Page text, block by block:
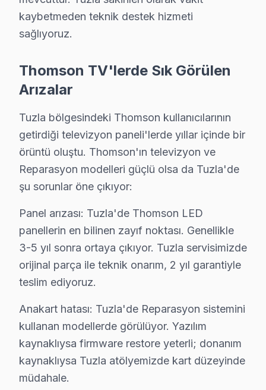
Tuzla'de Thomson TV Servisi Hakkında
Tuzla'de Thomson televizyon ünitesi servis
Thomson TV Servisi Hakkında
✓ 15+ Yıl Deneyim
✓ Yazılı Garanti Belgesi
✓ Orijinal Yedek Parça
Thomson TV'nin Tuzla'deki Yeri
Tuzla, İstanbul'un Anadolu Yakası'nda yer alan köklü
kaybetmeden teknik destek hizmeti
sağlıyoruz.
Thomson TV'lerde Sık Görülen
Arızalar
Tuzla bölgesindeki Thomson kullanıcılarının
getirdiği televizyon paneli'lerde yıllar içinde bir
örüntü oluştu. Thomson'ın televizyon ve
Reparasyon modelleri güçlü olsa da Tuzla'de
şu sorunlar öne çıkıyor:
Panel arızası: Tuzla'de Thomson LED
panellerin en bilinen zayıf noktası. Genellikle
3-5 yıl sonra ortaya çıkıyor. Tuzla servisimizde
orijinal parça ile teknik onarım, 2 yıl garantiyle
teslim ediyoruz.
Anakart hatası: Tuzla'de Reparasyon sistemini
kullanan modellerde görülüyor. Yazılım
kaynaklıysa firmware restore yeterli; donanım
kaynaklıysa Tuzla atölyemizde kart düzeyinde
müdahale.